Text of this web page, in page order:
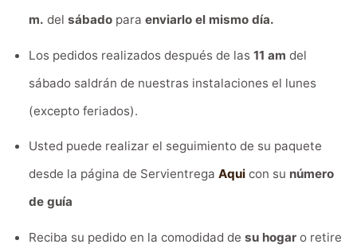
m. del sábadopara enviarlo el mismo día.
Los pedidos realizados después de las 11 am del
sábado saldrán de nuestras instalaciones el lunes
(excepto feriados).
Usted puede realizar el seguimiento de su paquete
desde la página de Servientrega Aquicon su número
de guía
Reciba su pedido en la comodidad de su hogaro retire